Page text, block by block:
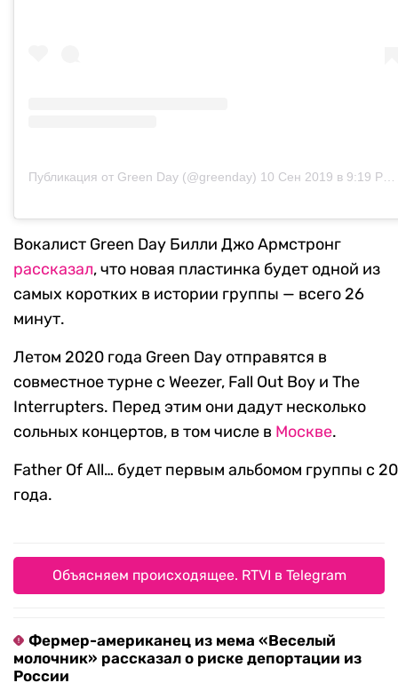
Публикация от Green Day (@greenday) 10 Сен 2019 в 9:19 PDT
Вокалист Green Day Билли Джо Армстронг
рассказал, что новая пластинка будет одной из
самых коротких в истории группы — всего 26
минут.
Летом 2020 года Green Day отправятся в
совместное турне с Weezer, Fall Out Boy и The
Interrupters. Перед этим они дадут несколько
сольных концертов, в том числе в Москве.
Father Of All… будет первым альбомом группы с
года.
Объясняем происходящее. RTVI в Telegram
Фермер-американец из мема «Веселый
молочник» рассказал о риске депортации из
России